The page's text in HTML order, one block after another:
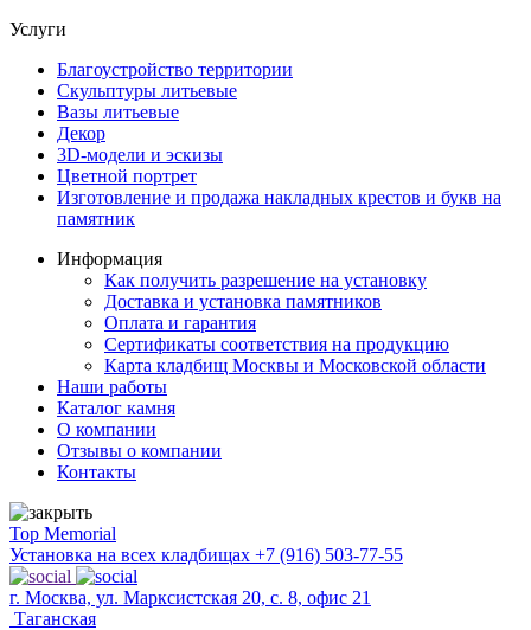
Услуги
Благоустройство территории
Скульптуры литьевые
Вазы литьевые
Декор
3D-модели и эскизы
Цветной портрет
Изготовление и продажа накладных крестов и букв на
памятник
Информация
Как получить разрешение на установку
Доставка и установка памятников
Оплата и гарантия
Сертификаты соответствия на продукцию
Карта кладбищ Москвы и Московской области
Наши работы
Каталог камня
О компании
Отзывы о компании
Контакты
Top Memorial
Установка на всех кладбищах +7 (916) 503-77-55
г. Москва, ул. Марксистская 20, с. 8, офис 21
Таганская